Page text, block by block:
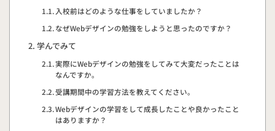
入校前はどのような仕事をしていましたか？
なぜWebデザインの勉強をしようと思ったのですか？
学んでみて
実際にWebデザインの勉強をしてみて大変だったことは
なんですか。
受講期間中の学習方法を教えてください。
Webデザインの学習をして成長したことや良かったこと
はありますか？